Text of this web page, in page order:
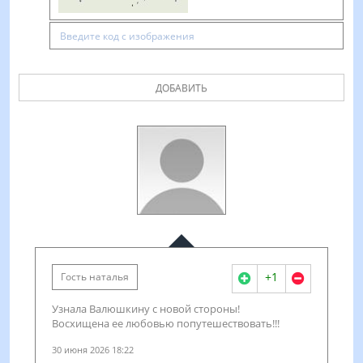
ДОБАВИТЬ
Гость наталья +1
Узнала Валюшкину с новой стороны!
Восхищена ее любовью попутешествовать!!!
30 июня 2026 18:22